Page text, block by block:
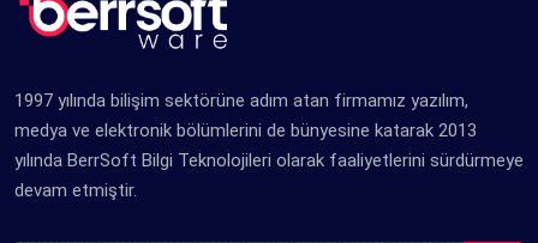
1997 yılında bilişim sektörüne adım atan firmamız yazılım,
medya ve elektronik bölümlerini de bünyesine katarak 2013
yılında BerrSoft Bilgi Teknolojileri olarak faaliyetlerini sürdürmeye
devam etmiştir.